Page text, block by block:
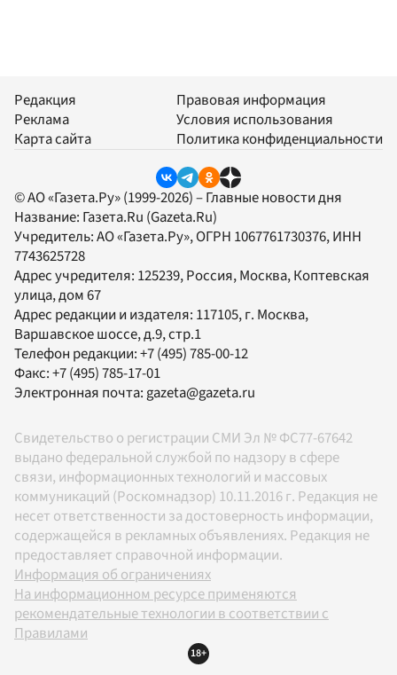
Редакция
Реклама
Карта сайта
Правовая информация
Условия использования
Политика конфиденциальности
© АО «Газета.Ру» (1999-2026) – Главные новости дня
Название: Газета.Ru (Gazeta.Ru)
Учредитель:АО «Газета.Ру», ОГРН 1067761730376, ИНН
7743625728
Адрес учредителя: 125239, Россия, Москва, Коптевская
улица, дом 67
Адрес редакции и издателя: 117105, г. Москва,
Варшавское шоссе, д.9, стр.1
Телефон редакции:+7 (495) 785-00-12
Факс:+7 (495) 785-17-01
Электронная почта: gazeta@gazeta.ru
Свидетельство о регистрации СМИ Эл № ФС77-67642
выдано федеральной службой по надзору в сфере
связи, информационных технологий и массовых
коммуникаций (Роскомнадзор) 10.11.2016 г. Редакция не
несет ответственности за достоверность информации,
содержащейся в рекламных объявлениях. Редакция не
предоставляет справочной информации.
Информация об ограничениях
На информационном ресурсе применяются
рекомендательные технологии в соответствии с
Правилами
18+